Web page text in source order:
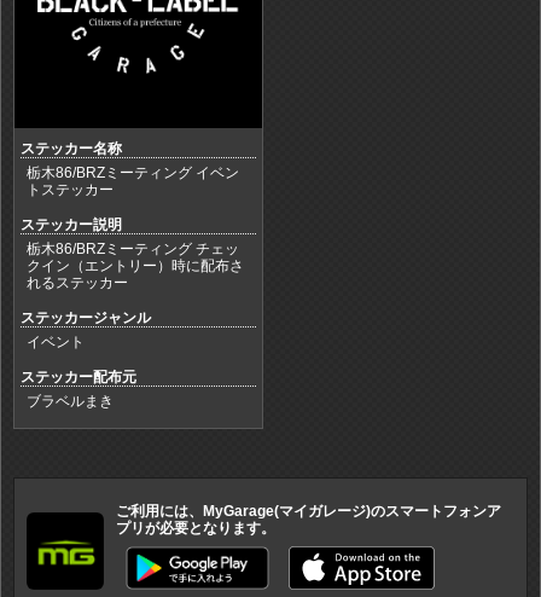
ステッカー名称
栃木86/BRZミーティング イベン
トステッカー
ステッカー説明
栃木86/BRZミーティング チェッ
クイン（エントリー）時に配布さ
れるステッカー
ステッカージャンル
イベント
ステッカー配布元
ブラベルまき
ご利用には、MyGarage(マイガレージ)のスマートフォンア
プリが必要となります。